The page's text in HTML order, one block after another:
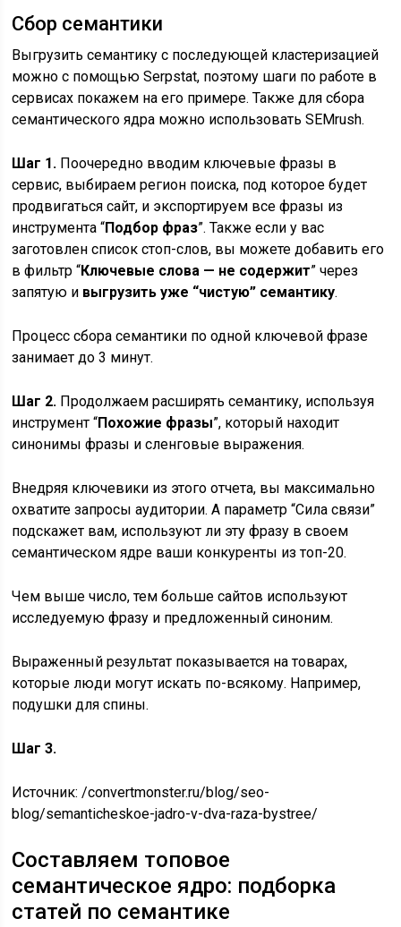
Сбор семантики
Выгрузить семантику с последующей кластеризацией
можно с помощью Serpstat, поэтому шаги по работе в
сервисах покажем на его примере. Также для сбора
семантического ядра можно использовать SEMrush.
Шаг 1. Поочередно вводим ключевые фразы в
сервис, выбираем регион поиска, под которое будет
продвигаться сайт, и экспортируем все фразы из
инструмента “Подбор фраз”. Также если у вас
заготовлен список стоп-слов, вы можете добавить его
в фильтр “Ключевые слова — не содержит” через
запятую и выгрузить уже “чистую” семантику.
Процесс сбора семантики по одной ключевой фразе
занимает до 3 минут.
Шаг 2. Продолжаем расширять семантику, используя
инструмент “Похожие фразы”, который находит
синонимы фразы и сленговые выражения.
Внедряя ключевики из этого отчета, вы максимально
охватите запросы аудитории. А параметр “Сила связи”
подскажет вам, используют ли эту фразу в своем
семантическом ядре ваши конкуренты из топ-20.
Чем выше число, тем больше сайтов используют
исследуемую фразу и предложенный синоним.
Выраженный результат показывается на товарах,
которые люди могут искать по-всякому. Например,
подушки для спины.
Шаг 3.
Источник:/convertmonster.ru/blog/seo-
blog/semanticheskoe-jadro-v-dva-raza-bystree/
Составляем топовое
семантическое ядро: подборка
статей по семантике